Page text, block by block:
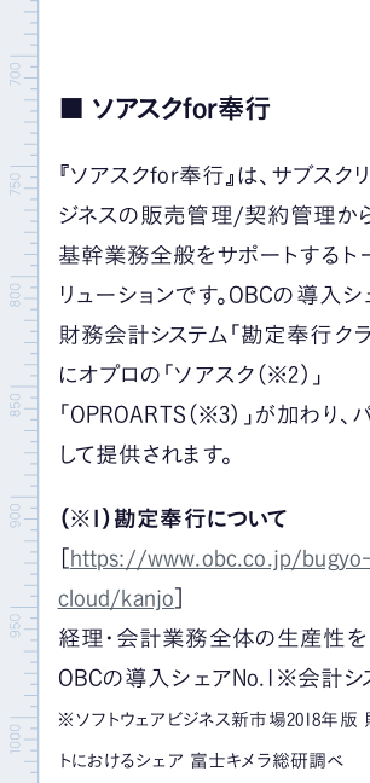
■ ソアスクfor奉行
『ソアスクfor奉行』は、サブスク
ジネスの販売管理/契約管理か
基幹業務全般をサポートするト
リューションです。OBCの導入
財務会計システム「勘定奉行クラ
にオプロの「ソアスク（※2）」
「OPROARTS（※3）」が加わり、
して提供されます。
（※1）勘定奉行について
https://www.obc.co.jp/
cloud/kanjo
経理・会計業務全体の生産性を
OBCの導入シェアNo.1※会計シ
※ソフトウェアビジネス新市場2018年版
トにおけるシェア 富士キメラ総研調べ